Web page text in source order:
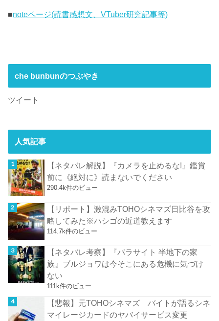
■noteページ(読書感想文、VTuber研究記事等)
che bunbunのつぶやき
ツイート
人気記事
【ネタバレ解説】『カメラを止めるな!』鑑賞
前に《絶対に》読まないでください
290.4k件のビュー
【リポート】激混みTOHOシネマズ日比谷を攻
略してみた※ハシゴの近道教えます
114.7k件のビュー
【ネタバレ考察】『パラサイト 半地下の家
族』ブルジョワは今そこにある危機に気づけ
ない
111k件のビュー
【悲報】元TOHOシネマズ バイトが語るシネ
マイレージカードのヤバイサービス変更